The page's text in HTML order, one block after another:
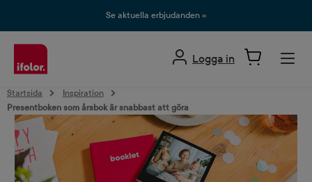
Se aktuella erbjudanden »
Logga in
Startsida
Inspiration
Presentboken som årsbok är snabbast att göra